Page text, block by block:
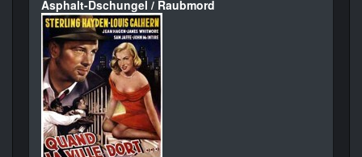
Asphalt-Dschungel / Raubmord